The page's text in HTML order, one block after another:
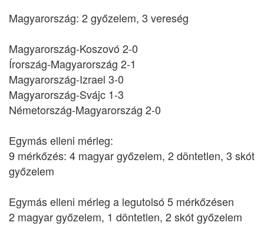
Magyarország: 2 győzelem, 3 vereség
Magyarország-Koszovó 2-0
Írország-Magyarország 2-1
Magyarország-Izrael 3-0
Magyarország-Svájc 1-3
Németország-Magyarország 2-0
Egymás elleni mérleg:
9 mérkőzés: 4 magyar győzelem, 2 döntetlen, 3 skót
győzelem
Egymás elleni mérleg a legutolsó 5 mérkőzésen
2 magyar győzelem, 1 döntetlen, 2 skót győzelem